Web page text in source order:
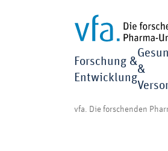
Forschung &
Entwicklung
&
vfa. Die forschenden